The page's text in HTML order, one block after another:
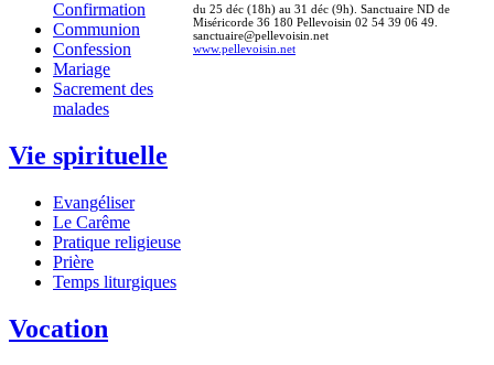
Confirmation
Communion
Confession
Mariage
Sacrement des
malades
Vie spirituelle
Evangéliser
Le Carême
Pratique religieuse
Prière
Temps liturgiques
Vocation
du 25 déc (18h) au 31 déc (9h). Sanctuaire ND de
Miséricorde 36 180 Pellevoisin 02 54 39 06 49.
sanctuaire@pellevoisin.net
www.pellevoisin.net